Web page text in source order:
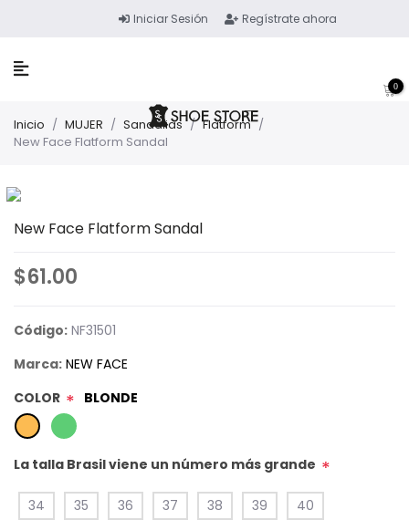
Iniciar Sesión Regístrate ahora
0
Inicio / MUJER / Sandalias / Flatform /
New Face Flatform Sandal
New Face Flatform Sandal
$61.00
Código: NF31501
Marca: NEW FACE
COLOR * BLONDE
La talla Brasil viene un número más grande *
34 35 36 37 38 39 40